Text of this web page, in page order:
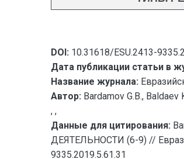
DOI: 10.31618/ESU.2413-
Дата публикации статьи в
Название журнала:
Автор: Bardamov G.B., Baldaev
, ,
Данные для цитирования:
ДЕЯТЕЛЬНОСТИ (6-9) //
9335.2019.5.61.31